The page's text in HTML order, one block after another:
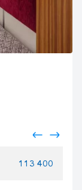
113 400